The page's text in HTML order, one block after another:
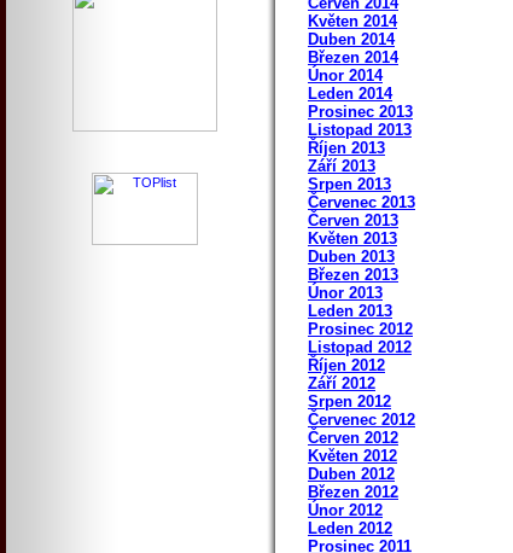
Květen 2014
Duben 2014
Březen 2014
Únor 2014
Leden 2014
Prosinec 2013
Listopad 2013
Říjen 2013
Září 2013
Srpen 2013
Červenec 2013
Červen 2013
Květen 2013
Duben 2013
Březen 2013
Únor 2013
Leden 2013
Prosinec 2012
Listopad 2012
Říjen 2012
Září 2012
Srpen 2012
Červenec 2012
Červen 2012
Květen 2012
Duben 2012
Březen 2012
Únor 2012
Leden 2012
Prosinec 2011